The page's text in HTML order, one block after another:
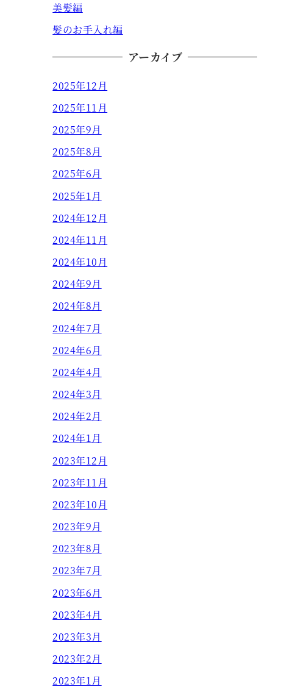
美髪編
髪のお手入れ編
アーカイブ
2025年12月
2025年11月
2025年9月
2025年8月
2025年6月
2025年1月
2024年12月
2024年11月
2024年10月
2024年9月
2024年8月
2024年7月
2024年6月
2024年4月
2024年3月
2024年2月
2024年1月
2023年12月
2023年11月
2023年10月
2023年9月
2023年8月
2023年7月
2023年6月
2023年4月
2023年3月
2023年2月
2023年1月